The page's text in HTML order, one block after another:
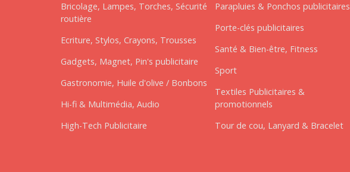
Bricolage, Lampes, Torches, Sécurité
routière
Ecriture, Stylos, Crayons, Trousses
Gadgets, Magnet, Pin's publicitaire
Gastronomie, Huile d'olive / Bonbons
Hi-fi & Multimédia, Audio
High-Tech Publicitaire
Parapluies & Ponchos publicitaires
Porte-clés publicitaires
Santé & Bien-être, Fitness
Sport
Textiles Publicitaires &
promotionnels
Tour de cou, Lanyard & Bracelet